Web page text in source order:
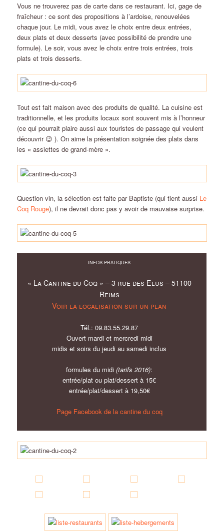
Vous ne trouverez pas de carte dans ce restaurant. Ici, gage de
fraîcheur : ce sont des propositions à l’ardoise, renouvelées
chaque jour. Le midi, vous avez le choix entre deux entrées,
deux plats et deux desserts (avec possibilité de prendre une
formule). Le soir, vous avez le choix entre trois entrées, trois
plats et trois desserts.
Tout est fait maison avec des produits de qualité. La cuisine est
traditionnelle, et les produits locaux sont souvent mis à l’honneur
(ce qui pourrait plaire aussi aux touristes de passage qui veulent
découvrir 😉 ). On aime la présentation soignée des plats dans
les « assiettes de grand-mère ».
Question vin, la sélection est faite par Baptiste (qui tient aussi Le
Coq Rouge), il ne devrait donc pas y avoir de mauvaise surprise.
INFOS PRATIQUES
« La Cantine du Coq » – 3 rue des Elus – 51100
Reims
Voir la localisation sur un plan
Tél.: 09.83.55.29.87
Ouvert mardi et mercredi midi
midis et soirs du jeudi au samedi inclus
formules du midi(tarifs 2016):
entrée/plat ou plat/dessert à 15€
entrée/plat/dessert à 19,50€
Page Facebook de la cantine du coq